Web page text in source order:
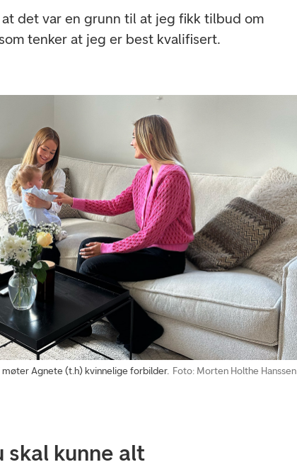
det var en grunn til at jeg fikk tilbud om
tenker at jeg er best kvalifisert.
møter Agnete (t.h) kvinnelige forbilder. Foto: Morten Holthe Hanssen
skal kunne alt